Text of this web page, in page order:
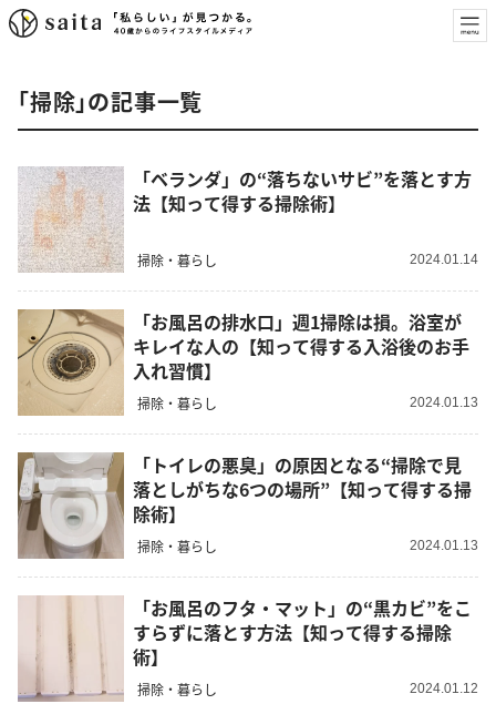
「掃除」の記事一覧
「ベランダ」の“落ちないサビ”を落とす方
法【知って得する掃除術】
掃除・暮らし 2024.01.14
「お風呂の排水口」週1掃除は損。浴室が
キレイな人の【知って得する入浴後のお手
入れ習慣】
掃除・暮らし 2024.01.13
「トイレの悪臭」の原因となる“掃除で見
落としがちな6つの場所”【知って得する掃
除術】
掃除・暮らし 2024.01.13
「お風呂のフタ・マット」の“黒カビ”をこ
すらずに落とす方法【知って得する掃除
術】
掃除・暮らし 2024.01.12